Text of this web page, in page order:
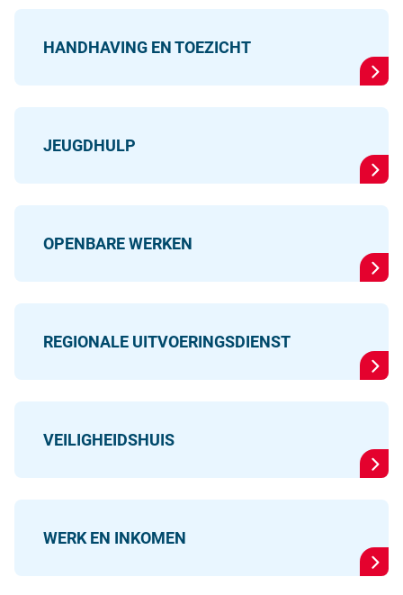
HANDHAVING EN TOEZICHT
JEUGDHULP
OPENBARE WERKEN
REGIONALE UITVOERINGSDIENST
VEILIGHEIDSHUIS
WERK EN INKOMEN